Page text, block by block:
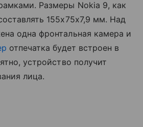
Размеры Nokia 9, как
155х75х7,9 мм. Над
одна фронтальная камера и
отпечатка будет встроен в
устройство получит
лица.